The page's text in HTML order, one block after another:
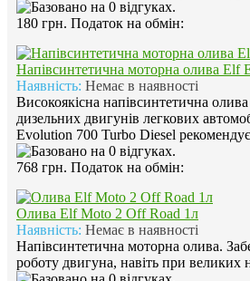
180 грн. Податок на обмін:
Напівсинтетична моторна олива Elf
Наявність: Немає в наявності
Високоякісна напівсинтетична
дизельних двигунів легкових
Evolution 700 Turbo Diesel
768 грн. Податок на обмін:
Олива Elf Moto 2 Off Road 1л
Наявність: Немає в наявності
Напівсинтетична моторна олива.
роботу двигуна, навіть при